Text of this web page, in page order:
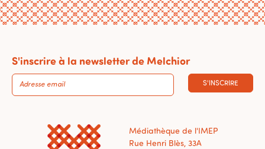
S'inscrire à la newsletter de Melchior
S'INSCRIRE
Médiathèque de l'IMEP
Rue Henri Blès, 33A